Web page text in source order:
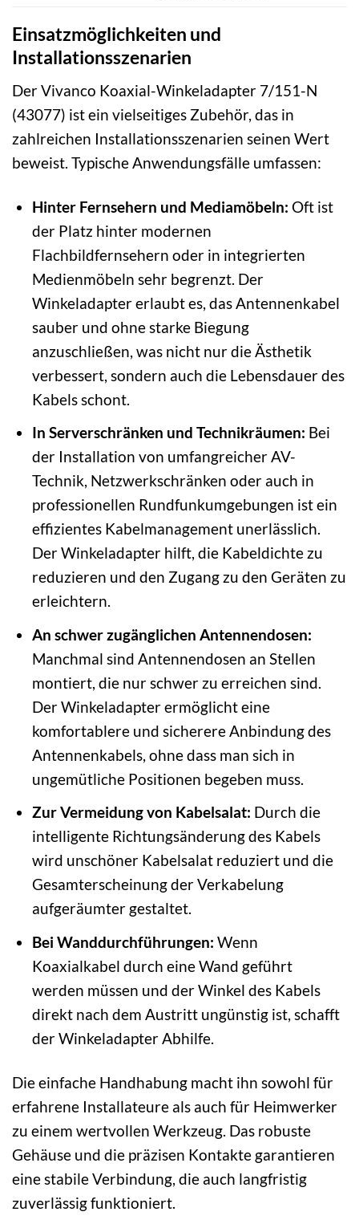
Einsatzmöglichkeiten und
Installationsszenarien
Der Vivanco Koaxial-Winkeladapter 7/151-N
(43077) ist ein vielseitiges Zubehör, das in
zahlreichen Installationsszenarien seinen Wert
beweist. Typische Anwendungsfälle umfassen:
Hinter Fernsehern und Mediamöbeln: Oft ist
der Platz hinter modernen
Flachbildfernsehern oder in integrierten
Medienmöbeln sehr begrenzt. Der
Winkeladapter erlaubt es, das Antennenkabel
sauber und ohne starke Biegung
anzuschließen, was nicht nur die Ästhetik
verbessert, sondern auch die Lebensdauer des
Kabels schont.
In Serverschränken und Technikräumen: Bei
der Installation von umfangreicher AV-
Technik, Netzwerkschränken oder auch in
professionellen Rundfunkumgebungen ist ein
effizientes Kabelmanagement unerlässlich.
Der Winkeladapter hilft, die Kabeldichte zu
reduzieren und den Zugang zu den Geräten zu
erleichtern.
An schwer zugänglichen Antennendosen:
Manchmal sind Antennendosen an Stellen
montiert, die nur schwer zu erreichen sind.
Der Winkeladapter ermöglicht eine
komfortablere und sicherere Anbindung des
Antennenkabels, ohne dass man sich in
ungemütliche Positionen begeben muss.
Zur Vermeidung von Kabelsalat: Durch die
intelligente Richtungsänderung des Kabels
wird unschöner Kabelsalat reduziert und die
Gesamterscheinung der Verkabelung
aufgeräumter gestaltet.
Bei Wanddurchführungen: Wenn
Koaxialkabel durch eine Wand geführt
werden müssen und der Winkel des Kabels
direkt nach dem Austritt ungünstig ist, schafft
der Winkeladapter Abhilfe.
Die einfache Handhabung macht ihn sowohl für
erfahrene Installateure als auch für Heimwerker
zu einem wertvollen Werkzeug. Das robuste
Gehäuse und die präzisen Kontakte garantieren
eine stabile Verbindung, die auch langfristig
zuverlässig funktioniert.